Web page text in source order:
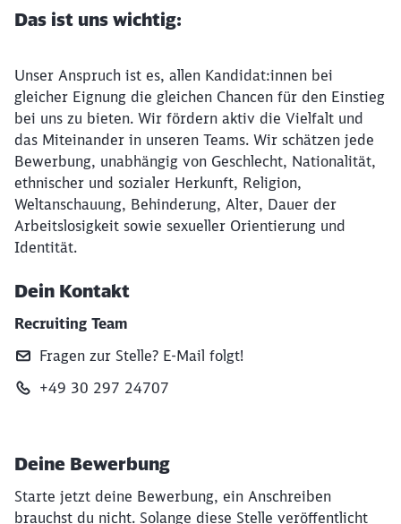
Das ist uns wichtig:
Unser Anspruch ist es, allen Kandidat:innen bei
gleicher Eignung die gleichen Chancen für den Einstieg
bei uns zu bieten. Wir fördern aktiv die Vielfalt und
das Miteinander in unseren Teams. Wir schätzen jede
Bewerbung, unabhängig von Geschlecht, Nationalität,
ethnischer und sozialer Herkunft, Religion,
Weltanschauung, Behinderung, Alter, Dauer der
Arbeitslosigkeit sowie sexueller Orientierung und
Identität.
Dein Kontakt
Recruiting Team
Fragen zur Stelle? E‑Mail folgt!
+49 30 297 24707
Deine Bewerbung
Starte jetzt deine Bewerbung, ein Anschreiben
brauchst du nicht. Solange diese Stelle veröffentlicht